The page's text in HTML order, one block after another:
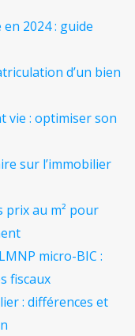
2024 : guide
d’un bien
vie : optimiser son
sur l’immobilier
prix au m² pour
micro-BIC :
fiscaux
: différences et